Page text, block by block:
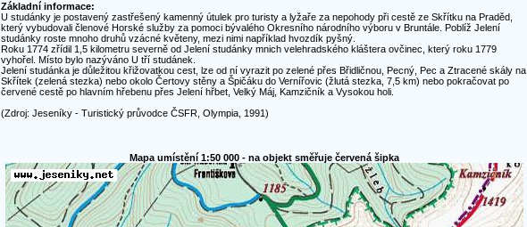
Základní informace:
U studánky je postavený zastřešený kamenný útulek pro turisty a lyžaře za nepohody při cestě ze Skřítku na Praděd,
který vybudovali členové Horské služby za pomoci bývalého Okresního národního výboru v Bruntále. Poblíž Jelení
studánky roste mnoho druhů vzácné květeny, mezi nimi například hvozdík pyšný.
Roku 1774 zřídil 1,5 kilometru severně od Jelení studánky mnich velehradského kláštera ovčinec, který roku 1779
vyhořel. Místo bylo nazýváno U tří studánek.
Jelení studánka je důležitou křižovatkou cest, lze od ní vyrazit po zelené přes Břidličnou, Pecný, Pec a Ztracené skály na
Skřítek (zelená stezka) nebo okolo Čertovy stěny a Špičáku do Vernířovic (žlutá stezka, 7,5 km) nebo pokračovat po
červené cestě po hlavním hřebenu přes Jelení hřbet, Velký Máj, Kamzičník a Vysokou holi.
(Zdroj: Jeseníky - Turistický průvodce ČSFR, Olympia, 1991)
Mapa umístění 1:50 000 - na objekt směřuje červená šipka